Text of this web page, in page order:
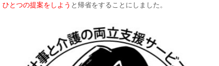
ひとつの提案をしよう と帰省をすることにしました。